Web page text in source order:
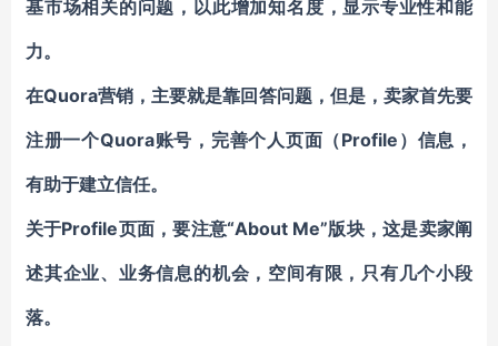
基市场相关的问题，以此增加知名度，显示专业性和能
力。
在Quora营销，主要就是靠回答问题，但是，卖家首先要
注册一个Quora账号， 完善个人页面（Profile）信息，
有助于建立信任。
关于Profile页面，要注意“About Me”版块，这是卖家阐
述其企业、业务信息的机会，空间有限，只有几个小段
落。